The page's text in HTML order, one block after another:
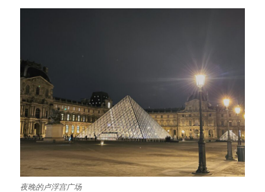
夜晚的卢浮宫广场